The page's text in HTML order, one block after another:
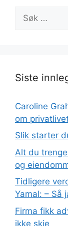
etter:
Siste
Caroline
om
Slik starter
Alt du
og
Tidligere
Yamal: – Så
Firma fikk
ikke skje